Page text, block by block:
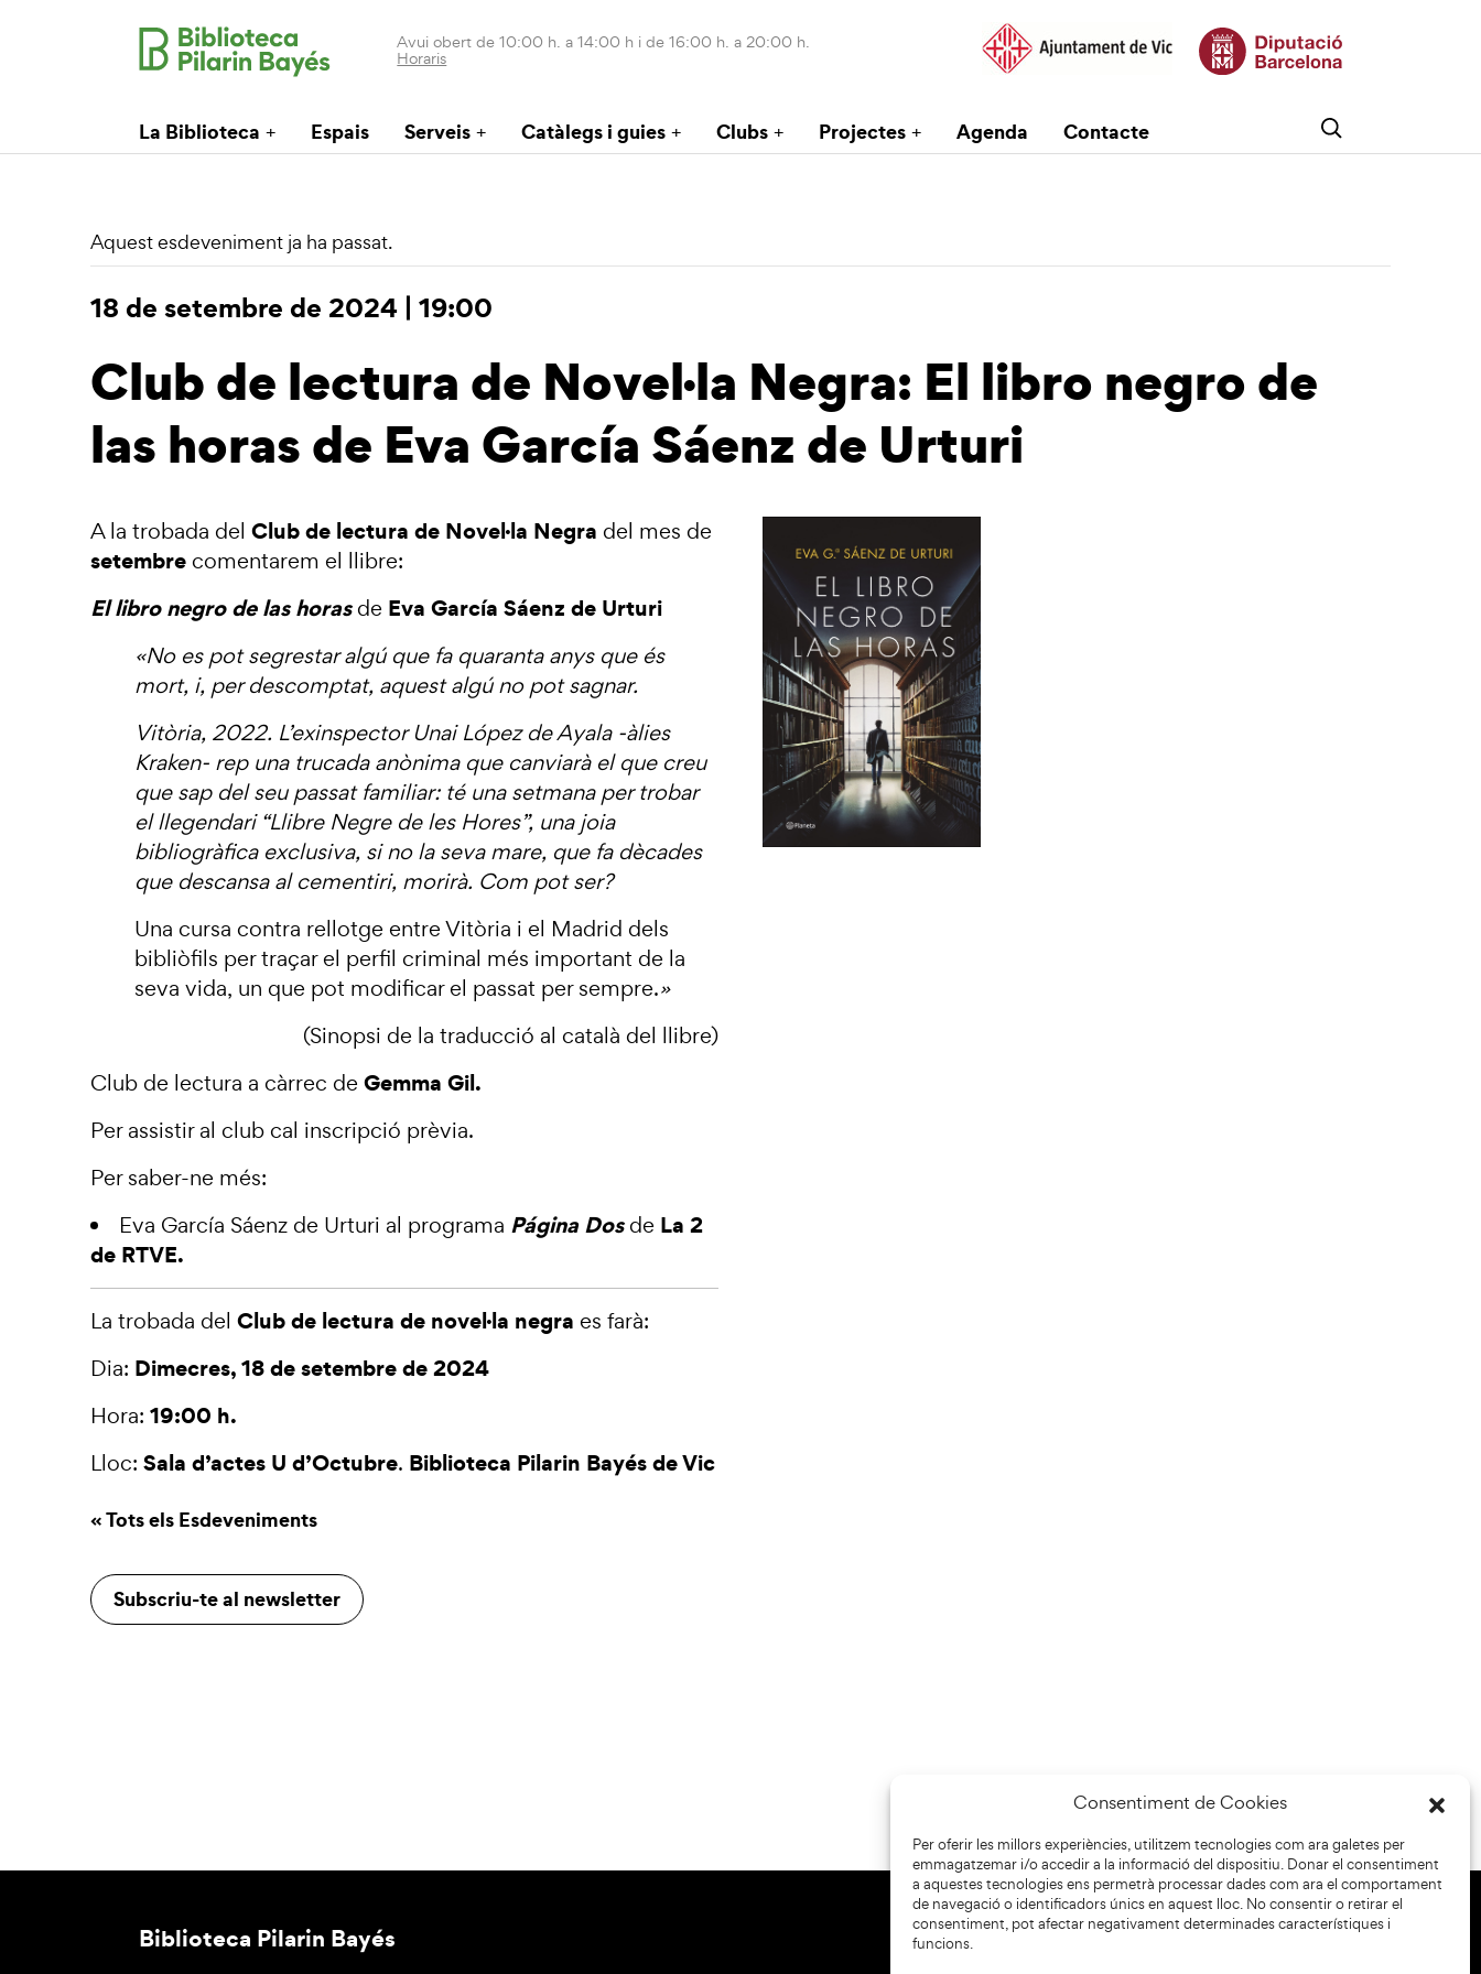
Consentiment de Cookies
Per oferir les millors experiències, utilitzem tecnologies com ara galetes per
emmagatzemar i/o accedir a la informació del dispositiu. Donar el consentiment
a aquestes tecnologies ens permetrà processar dades com ara el comportament
de navegació o identificadors únics en aquest lloc. No consentir o retirar el
consentiment, pot afectar negativament determinades característiques i
funcions.
Avui obert de 10:00 h. a 14:00 h i de 16:00 h. a 20:00 h.
Horaris
La Biblioteca Espais Serveis Catàlegs i guies Clubs Projectes Agenda Contacte
Aquest esdeveniment ja ha passat.
18 de setembre de 2024 | 19:00
Club de lectura de Novel·la Negra: El libro negro de
las horas de Eva García Sáenz de Urturi
A la trobada del Club de lectura de Novel·la Negra del mes de
setembre comentarem el llibre:
El libro negro de las horasde Eva García Sáenz de Urturi
«No es pot segrestar algú que fa quaranta anys que és
mort, i, per descomptat, aquest algú no pot sagnar.
Vitòria, 2022. L’exinspector Unai López de Ayala -àlies
Kraken- rep una trucada anònima que canviarà el que creu
que sap del seu passat familiar: té una setmana per trobar
el llegendari “Llibre Negre de les Hores”, una joia
bibliogràfica exclusiva, si no la seva mare, que fa dècades
que descansa al cementiri, morirà. Com pot ser?
Una cursa contra rellotge entre Vitòria i el Madrid dels
bibliòfils per traçar el perfil criminal més important de la
seva vida, un que pot modificar el passat per sempre.»
(Sinopsi de la traducció al català del llibre)
Club de lectura a càrrec de Gemma Gil.
Per assistir al club cal inscripció prèvia.
Per saber-ne més:
Eva García Sáenz de Urturi al programa Página Dosde La 2
de RTVE.
La trobada del Club de lectura de novel·la negra es farà:
Dia: Dimecres, 18 de setembre de 2024
Hora: 19:00 h.
Lloc: Sala d’actes U d’Octubre. Biblioteca Pilarin Bayés de Vic
« Tots els Esdeveniments
Subscriu-te al newsletter
Biblioteca Pilarin Bayés